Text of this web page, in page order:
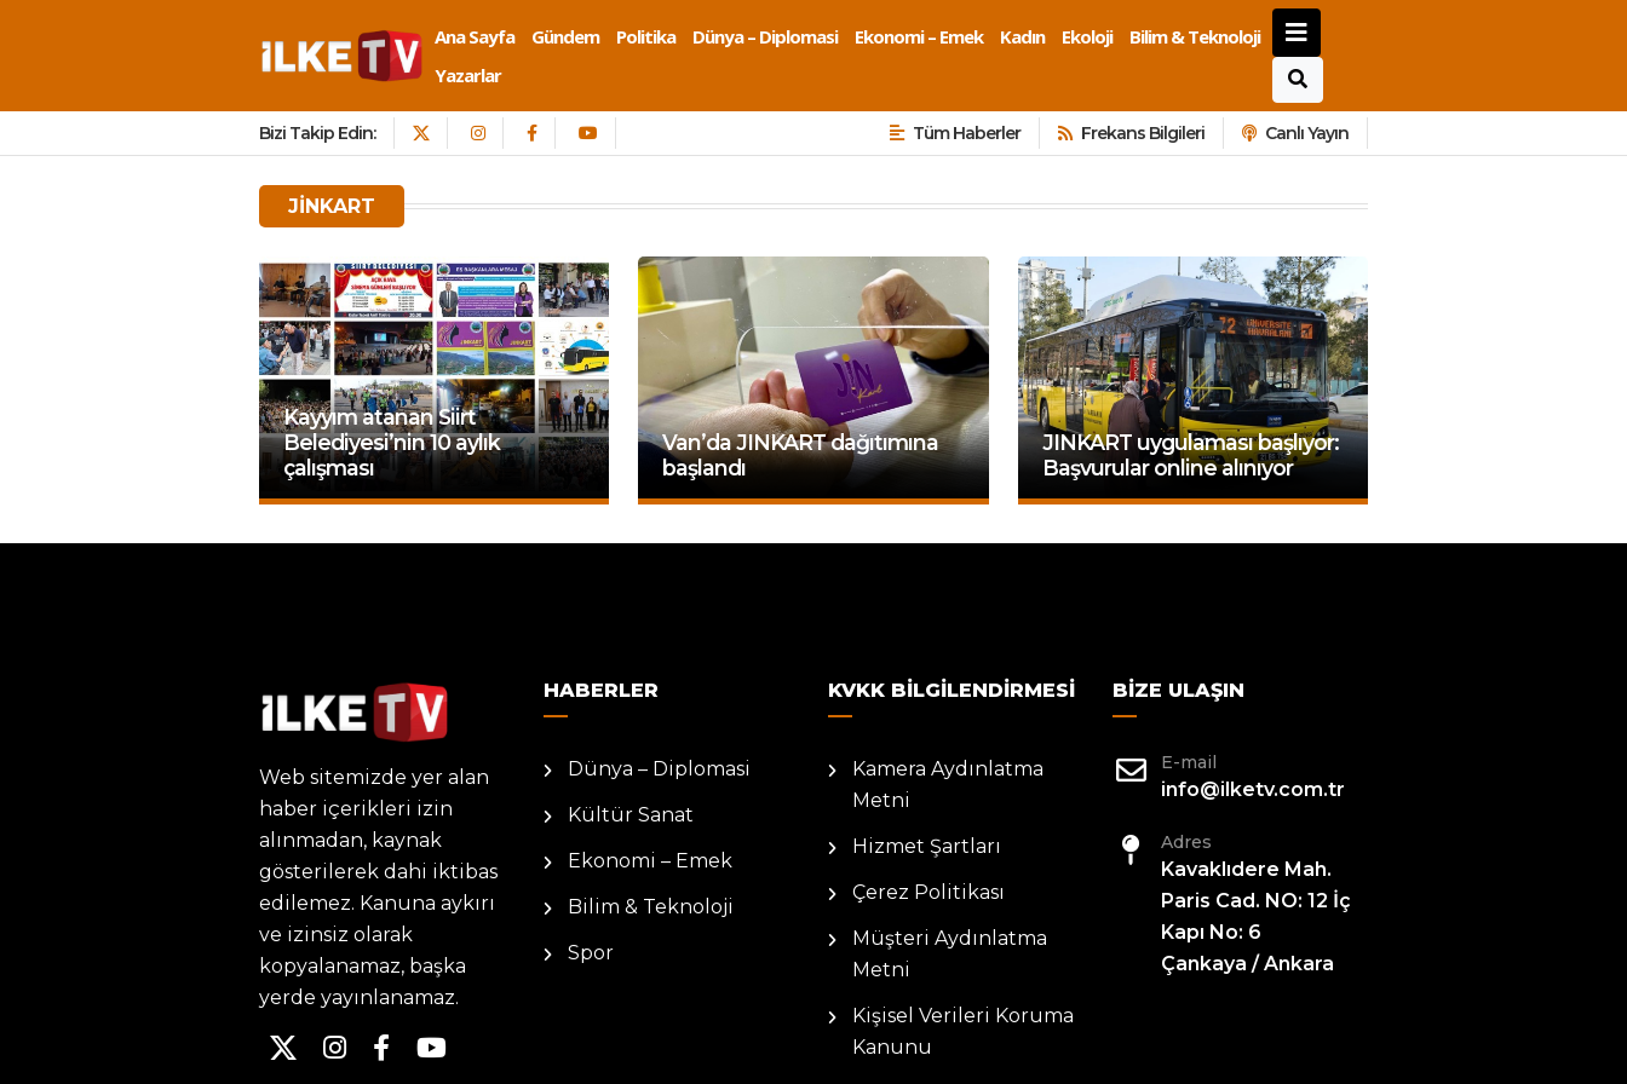
Ana Sayfa Gündem Politika Dünya – Diplomasi Ekonomi – Emek Kadın Ekoloji
Bilim & Teknoloji
Yazarlar
Bizi Takip Edin: Tüm Haberler Frekans Bilgileri Canlı Yayın
JINKART
Kayyım atanan Siirt
Belediyesi’nin 10 aylık
çalışması
Van’da JINKART dağıtımına
başlandı
JINKART uygulaması başlıyor:
Başvurular online alınıyor
Web sitemizde yer alan
haber içerikleri izin
alınmadan, kaynak
gösterilerek dahi iktibas
edilemez. Kanuna aykırı
ve izinsiz olarak
kopyalanamaz, başka
yerde yayınlanamaz.
HABERLER
Dünya – Diplomasi
Kültür Sanat
Ekonomi – Emek
Bilim & Teknoloji
Spor
KVKK BILGILENDIRMESI
Kamera Aydınlatma
Metni
Hizmet Şartları
Çerez Politikası
Müşteri Aydınlatma
Metni
Kişisel Verileri Koruma
Kanunu
BIZE ULAŞIN
E-mail
info@ilketv.com.tr
Adres
Kavaklıdere Mah.
Paris Cad. NO: 12 İç
Kapı No: 6
Çankaya / Ankara